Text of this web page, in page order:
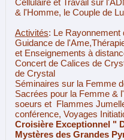
Cellulaire et Travail sur
& l'Homme, le Couple de
Activités: Le Rayonnement
Guidance de
et Enseignements à
Concert de Calices de
de Crystal
Séminaires sur la Femme
Sacrées pour la Femme &
soeurs et Flammes
conférence, Voyages
Croisière Exceptionnel "
Mystères des Grandes